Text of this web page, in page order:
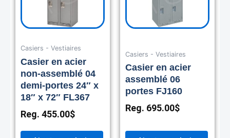
Casiers - Vestiaires
Casier en acier
non-assemblé 04
demi-portes 24″ x
18″ x 72″ FL367
Reg. 455.00$
Casiers - Vestiaires
Casier en acier
assemblé 06
portes FJ160
Reg. 695.00$